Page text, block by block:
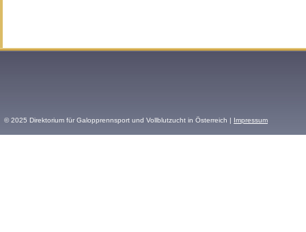
© 2025 Direktorium für Galopprennsport und Vollblutzucht in Österreich | Impressum